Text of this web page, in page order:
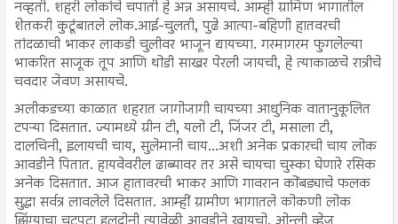
नव्हती. शहरी लोकांचे चपाती हे अन्न असायचे. आम्ही ग्रामिण भागातील
शेतकरी कुटूंबातले लोक.आई-चुलती, पुढे आत्या-बहिणी हातवरची
तांदळाची भाकर लाकडी चुलीवर भाजून द्यायच्या. गरमागरम फुगलेल्या
भाकरित साजूक तूप आणि थोडी साखर पेरली जायची, हे त्याकाळचे रात्रीचे
चवदार जेवण असायचे.
अलीकडच्या काळात शहरात जागोजागी चायच्या आधुनिक वातानुकूलित
टपऱ्या दिसतात. ज्यामध्ये ग्रीन टी, यलो टी, जिंजर टी, मसाला टी,
दालचिनी, इलायची चाय, सुलेमानी चाय...अशी अनेक प्रकारची चाय लोक
आवडीने पितात. हायवेवरील ढाब्यावर तर असे चायचा चुस्का घेणारे रसिक
अनेक दिसतात. आज हातावरची भाकर आणि गावरान कोंबड्याचे फलक
सुद्धा सर्वत्र लावलेले दिसतात. आम्हीं ग्रामीण भागातले कोकणी लोक